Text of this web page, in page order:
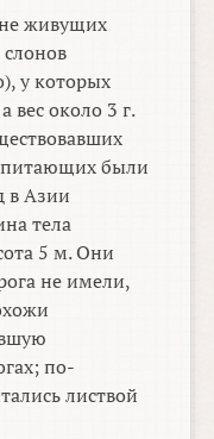
живущих
у которых
вес около 3 г.
были
в Азии
тела
5 м. Они
не имели,
по-
листвой